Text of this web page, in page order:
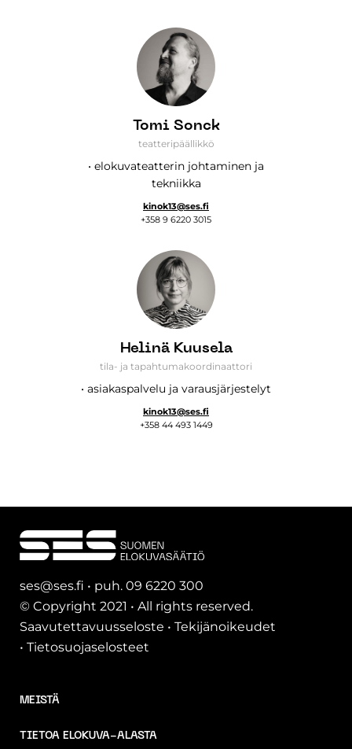
Tomi Sonck
teatteripäällikkö
• elokuvateatterin johtaminen ja
tekniikka
kinok13@ses.fi
+358 9 6220 3015
Helinä Kuusela
tila- ja tapahtumakoordinaattori
• asiakaspalvelu ja varausjärjestelyt
kinok13@ses.fi
+358 44 493 1449
ses@ses.fi • puh. 09 6220 300
© Copyright 2021 • All rights reserved.
Saavutettavuusseloste • Tekijänoikeudet
• Tietosuojaselosteet
MEISTÄ
TIETOA ELOKUVA-ALASTA